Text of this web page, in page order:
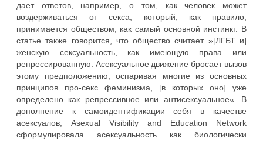
дает ответов, например, о том, как человек может
воздерживаться от секса, который, как правило,
принимается обществом, как самый основной инстинкт. В
статье также говорится, что общество считает »[ЛГБТ и]
женскую сексуальность, как имеющую права или
репрессированную. Асексуальное движение бросает вызов
этому предположению, оспаривая многие из основных
принципов про-секс феминизма, [в которых оно] уже
определено как репрессивное или антисексуальное«. В
дополнение к самоидентификации себя в качестве
асексуалов, Asexual Visibility and Education Network
сформулировала асексуальность как биологически